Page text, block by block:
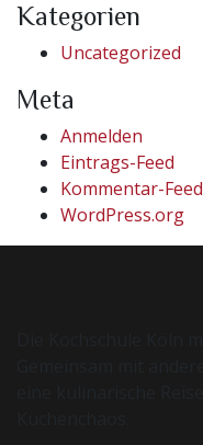
Kategorien
Uncategorized
Meta
Anmelden
Eintrags-Feed
Kommentar-Feed
WordPress.org